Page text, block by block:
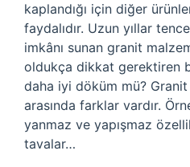
kaplandığı için diğer
faydalıdır. Uzun yıllar
imkânı sunan granit
oldukça dikkat gerektiren
daha iyi döküm mü?
arasında farklar vardır.
yanmaz ve yapışmaz
tavalar…